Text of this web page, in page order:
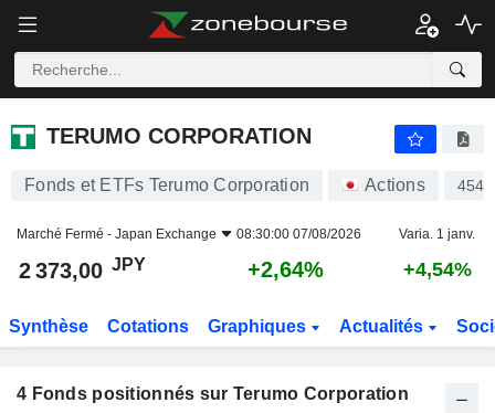
TERUMO CORPORATION
TERUMO CORPORATION
Fonds et ETFs Terumo Corporation Actions 4543
Marché Fermé - Japan Exchange 08:30:00 07/08/2026 Varia. 1 janv.
2 373,00 JPY +2,64% +4,54%
Synthèse Cotations Graphiques Actualités
4 Fonds positionnés sur Terumo Corporation